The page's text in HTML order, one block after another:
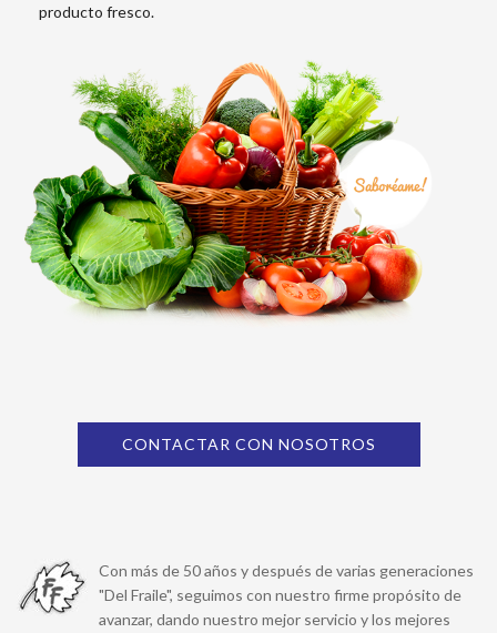
producto fresco.
CONTACTAR CON NOSOTROS
Con más de 50 años y después de varias generaciones
"Del Fraile", seguimos con nuestro firme propósito de
avanzar, dando nuestro mejor servicio y los mejores